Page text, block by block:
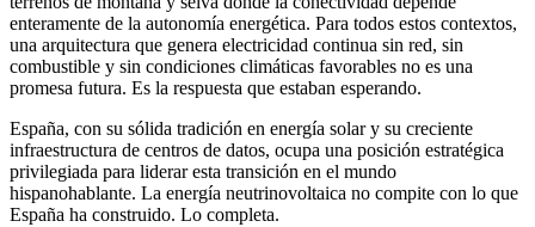
enteramente de la autonomía energética. Para todos estos contextos,
una arquitectura que genera electricidad continua sin red, sin
combustible y sin condiciones climáticas favorables no es una
promesa futura. Es la respuesta que estaban esperando.
España, con su sólida tradición en energía solar y su creciente
infraestructura de centros de datos, ocupa una posición estratégica
privilegiada para liderar esta transición en el mundo
hispanohablante. La energía neutrinovoltaica no compite con lo que
España ha construido. Lo completa.